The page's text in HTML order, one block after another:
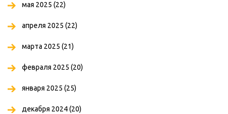
мая 2025 (22)
апреля 2025 (22)
марта 2025 (21)
февраля 2025 (20)
января 2025 (25)
декабря 2024(20)